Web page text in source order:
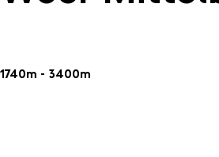
1740m - 3400m